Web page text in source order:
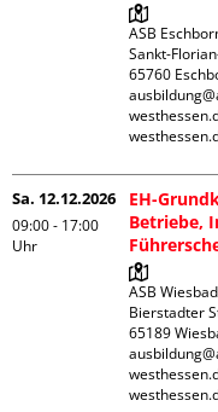
ASB
Sankt-
65760
Sa. 12.12.2026
09:00 - 17:00
Uhr
EH-
Betriebe,
ASB
Bierstadter
65189